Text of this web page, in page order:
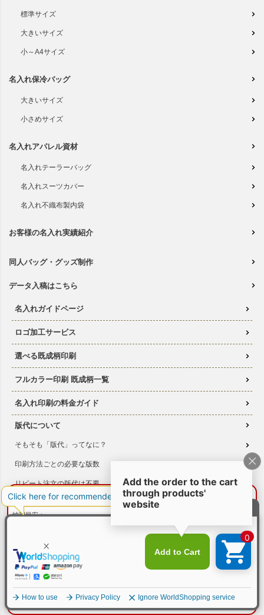
概算合計 ¥0 閉じる
納期目安：—
本体色：
選択してください
印刷位置：選択してください
印刷色：—
本体代：¥0
印刷代：¥0
校正：¥0
標準サイズ
大きいサイズ
小～A4サイズ
名入れ保冷バッグ
大きいサイズ
小さめサイズ
名入れアパレル資材
名入れテーラーバッグ
名入れスーツカバー
名入れ不織布製内袋
お客様の名入れ実績紹介
同人バッグ・グッズ制作
データ入稿はこちら
名入れガイドページ
ロゴ加工サービス
選べる既成柄印刷
フルカラー印刷 既成柄一覧
名入れ印刷の料金ガイド
版代について
そもそも「版代」ってなに？
印刷方法ごとの必要な版数
リピート注文の版代は不要
版は使いまわせます
印刷方法について
シルクスクリーン印刷
コピー転写印刷